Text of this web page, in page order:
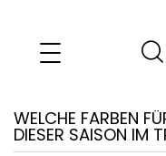
WELCHE FARBEN
DIESER SAISON IM